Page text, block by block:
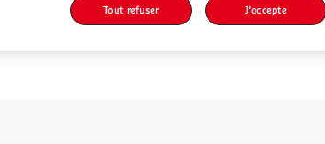
Tout refuser J'accepte